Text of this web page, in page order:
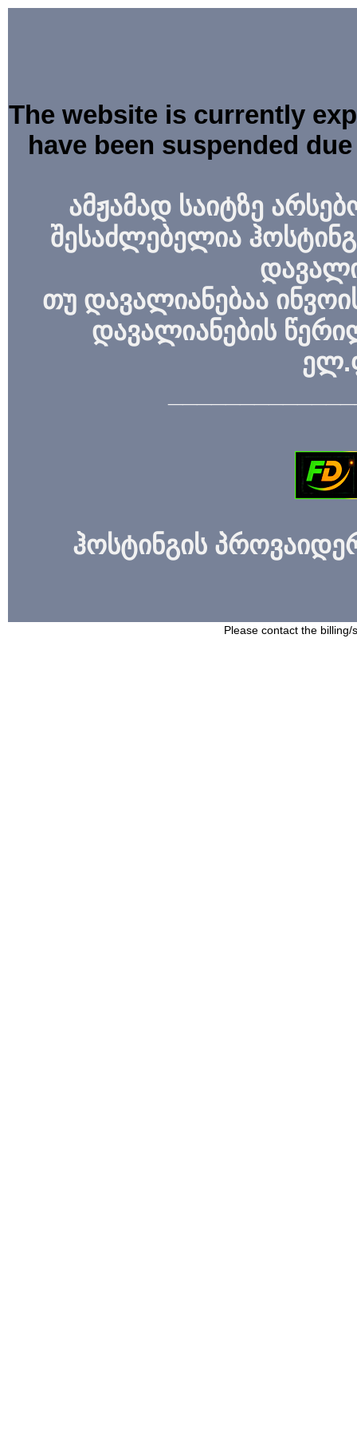
The website is currently
have been suspended
ამჟამად საიტზე
შესაძლებელია
თუ დავალიანებაა
დავალიანების
ჰოსტინგის
Please contact the